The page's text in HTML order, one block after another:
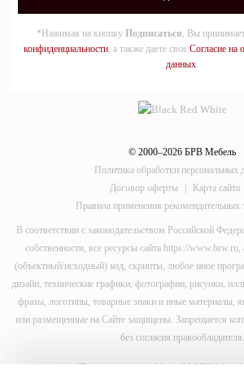
*Нажимая на кнопку Подписаться, Вы
конфиденциальности, а также даете свое Согласие на
данных.
© 2000–2026 БРВ Мебель
Политика обработки персональных
Договор оферты
Карта сайта
Правила применения рекомендательных
В соответствии с законодательством Российской
собственности, все ресурсы сайта https://
(объектный/исходный) код, скрипты, любое иное
дизайн, технические графики, фотографии, рисунки,
фразы, логотипы, товарные знаки и иные материалы,
или размещенные на Сайте защищены. Запрещается
без согласия правообладателя.
This site is protected by reCAPTCHA and